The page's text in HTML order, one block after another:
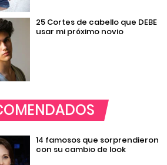
25 Cortes de cabello que DEBE
usar mi próximo novio
14 famosos que sorprendieron
con su cambio de look